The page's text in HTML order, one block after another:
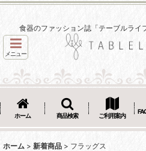
食器のファッション誌「テーブルライ
メニュー
ホーム 商品検索 ご利用案内
ホーム > 新着商品 > フラッグス